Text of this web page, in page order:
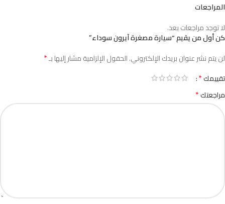
المراجعات
لا توجد مراجعات بعد.
كن أول من يقيم “سيارة مصغرة آيرون سوداء”
لن يتم نشر عنوان بريدك الإلكتروني.الحقول الإلزامية مشار إليها بـ*
تقييمك*
مراجعتك*